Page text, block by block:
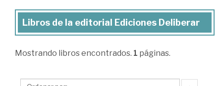
Libros
la
Libros de la editorial Ediciones Deliberar
Mostrando libros encontrados. 1 páginas.